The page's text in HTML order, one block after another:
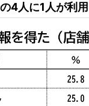
4人に1人が利用